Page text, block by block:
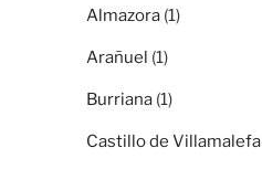
Almazora (1)
Arañuel (1)
Burriana (1)
Castillo de Villamalefa